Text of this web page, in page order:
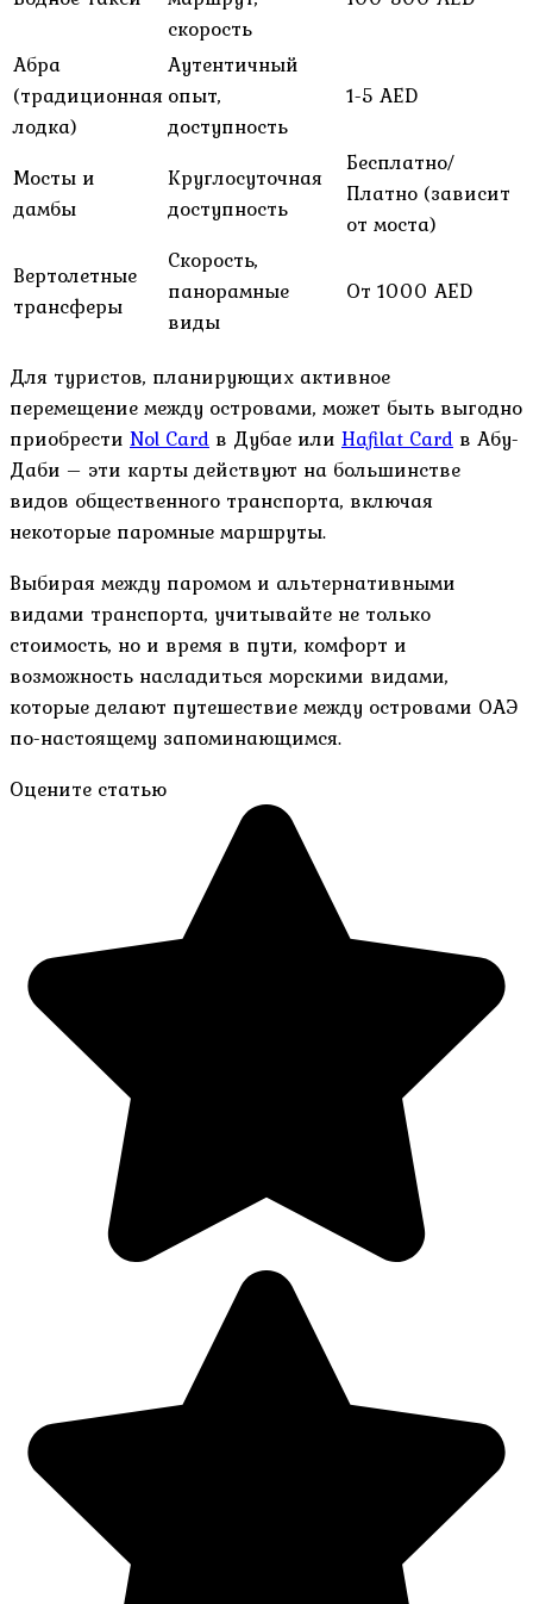
скорость
Абра
(традиционная
лодка)
Аутентичный
опыт,
доступность
1-5 AED
Мосты и
дамбы
Круглосуточная
доступность
Бесплатно/
Платно (зависит
от моста)
Вертолетные
трансферы
Скорость,
панорамные
виды
От 1000 AED
Для туристов, планирующих активное
перемещение между островами, может быть выгодно
приобрести Nol Cardв Дубае или Hafilat Cardв Абу-
Даби – эти карты действуют на большинстве
видов общественного транспорта, включая
некоторые паромные маршруты.
Выбирая между паромом и альтернативными
видами транспорта, учитывайте не только
стоимость, но и время в пути, комфорт и
возможность насладиться морскими видами,
которые делают путешествие между островами ОАЭ
по-настоящему запоминающимся.
Оцените статью